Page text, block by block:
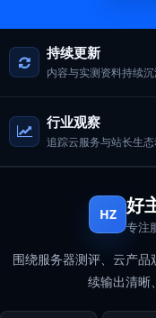
持续更新
内容与实测资料持续沉
行业观察
追踪云服务与站长生
HZ 好
专注
围绕服务器测评、云产
续输出清晰